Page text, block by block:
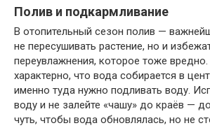
Полив и подкармливание
В отопительный сезон полив —
не пересушивать растение, но и
переувлажнения, которое тоже
характерно, что вода собирается в
именно туда нужно подливать воду.
воду и не залейте «чашу» до краёв —
чуть, чтобы вода обновлялась, но не